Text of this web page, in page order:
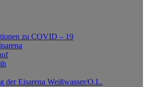
zu COVID – 19
der Eisarena Weißwasser/O.L.